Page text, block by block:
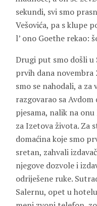
sekundi, svi smo
Vešovića, pa s klupe
l’ ono Goethe rekao:
Drugi put smo došli u
prvih dana novembra
smo se nahodali, a
razgovarao sa
pjesama, nalik na
za Izetova života. Za
domaćina koje smo
sretan, zahvali
njegove dozvole i
odriješene ruke.
Salernu, opet u